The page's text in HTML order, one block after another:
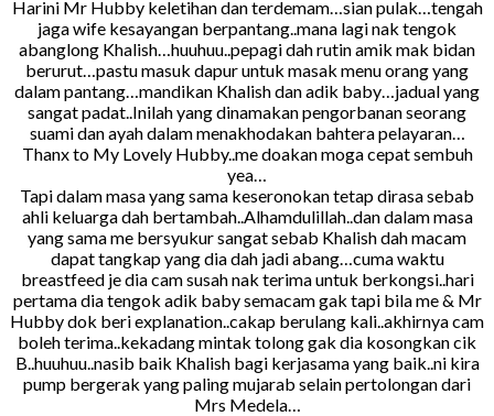
Harini Mr Hubby keletihan dan terdemam…sian pulak…tengah
jaga wife kesayangan berpantang..mana lagi nak tengok
abanglong Khalish…huuhuu..pepagi dah rutin amik mak bidan
berurut…pastu masuk dapur untuk masak menu orang yang
dalam pantang…mandikan Khalish dan adik baby…jadual yang
sangat padat..Inilah yang dinamakan pengorbanan seorang
suami dan ayah dalam menakhodakan bahtera pelayaran…
Thanx to My Lovely Hubby..me doakan moga cepat sembuh
yea…
Tapi dalam masa yang sama keseronokan tetap dirasa sebab
ahli keluarga dah bertambah..Alhamdulillah..dan dalam masa
yang sama me bersyukur sangat sebab Khalish dah macam
dapat tangkap yang dia dah jadi abang…cuma waktu
breastfeed je dia cam susah nak terima untuk berkongsi..hari
pertama dia tengok adik baby semacam gak tapi bila me & Mr
Hubby dok beri explanation..cakap berulang kali..akhirnya cam
boleh terima..kekadang mintak tolong gak dia kosongkan cik
B..huuhuu..nasib baik Khalish bagi kerjasama yang baik..ni kira
pump bergerak yang paling mujarab selain pertolongan dari
Mrs Medela…